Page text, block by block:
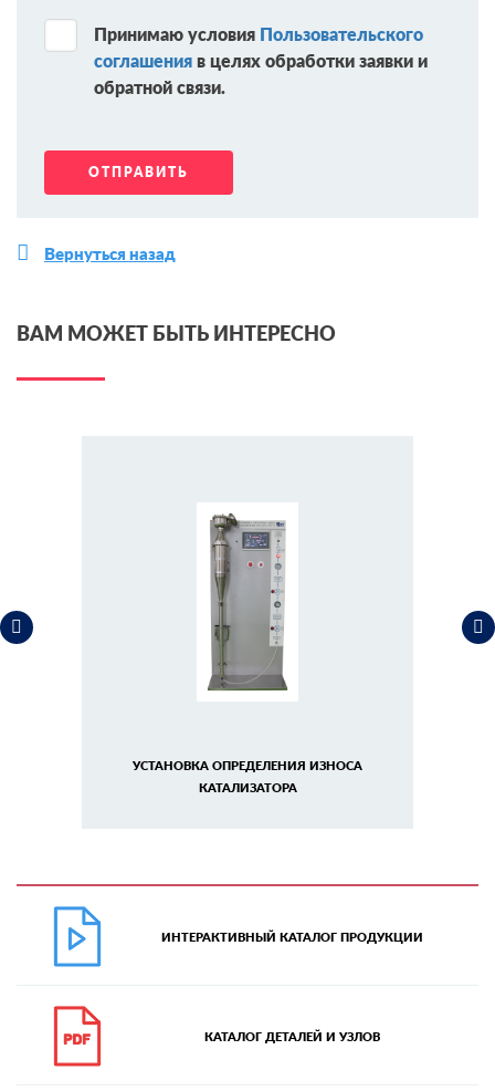
Принимаю условия Пользовательского
соглашения в целях обработки заявки и
обратной связи.
Вернуться назад
ВАМ МОЖЕТ БЫТЬ ИНТЕРЕСНО
УСТАНОВКА ОПРЕДЕЛЕНИЯ ИЗНОСА
КАТАЛИЗАТОРА
ИНТЕРАКТИВНЫЙ КАТАЛОГ ПРОДУКЦИИ
КАТАЛОГ ДЕТАЛЕЙ И УЗЛОВ